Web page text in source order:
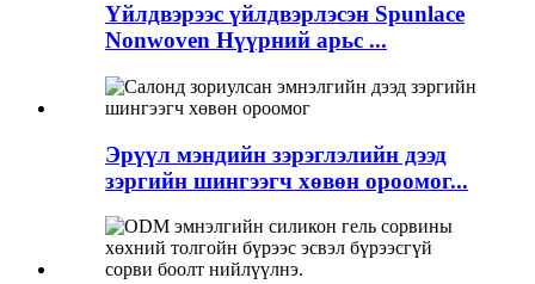
Үйлдвэрээс үйлдвэрлэсэн Spunlace
Nonwoven Нүүрний арьс ...
Эрүүл мэндийн зэрэглэлийн дээд
зэргийн шингээгч хөвөн ороомог...